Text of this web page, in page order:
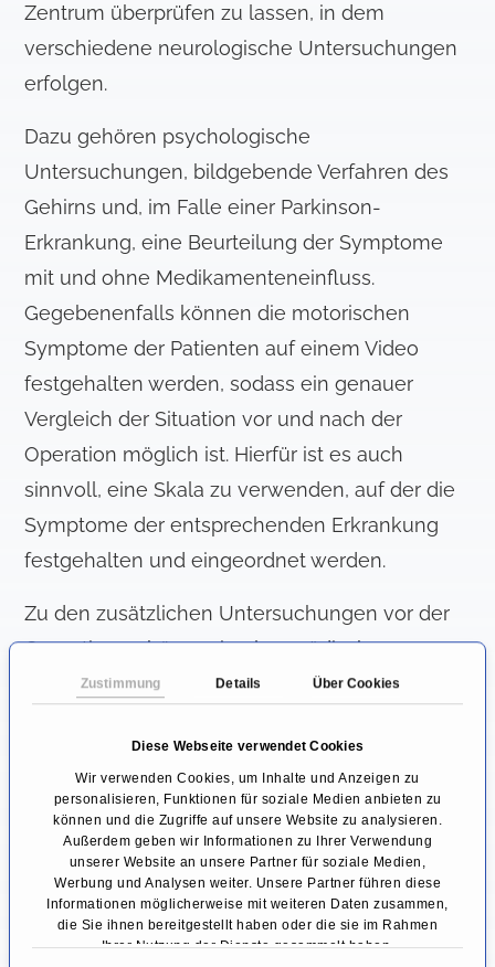
Zustimmung Details Über Cookies
Diese Webseite verwendet Cookies
Wir verwenden Cookies, um Inhalte und Anzeigen zu
personalisieren, Funktionen für soziale Medien anbieten zu
können und die Zugriffe auf unsere Website zu analysieren.
Außerdem geben wir Informationen zu Ihrer Verwendung
unserer Website an unsere Partner für soziale Medien,
Werbung und Analysen weiter. Unsere Partner führen diese
Informationen möglicherweise mit weiteren Daten zusammen,
die Sie ihnen bereitgestellt haben oder die sie im Rahmen
Ihrer Nutzung der Dienste gesammelt haben.
Zentrum überprüfen zu lassen, in dem
verschiedene neurologische Untersuchungen
erfolgen.
Dazu gehören psychologische
Untersuchungen, bildgebende Verfahren des
Gehirns und, im Falle einer Parkinson-
Erkrankung, eine Beurteilung der Symptome
mit und ohne Medikamenteneinfluss.
Gegebenenfalls können die motorischen
Symptome der Patienten auf einem Video
festgehalten werden, sodass ein genauer
Vergleich der Situation vor und nach der
Operation möglich ist. Hierfür ist es auch
sinnvoll, eine Skala zu verwenden, auf der die
Symptome der entsprechenden Erkrankung
festgehalten und eingeordnet werden.
Zu den zusätzlichen Untersuchungen vor der
Operation gehören eine logopädische
Untersuchung, neurochirurgische
Prüfung der Operationsfähigkeit des Patienten.
Wie ist der Ablauf der Tiefen
Hirnstimulation OP?
Wie vor jedem operativen Eingriff muss auch
bei der Tiefen Hirnstimulation eine ausführliche